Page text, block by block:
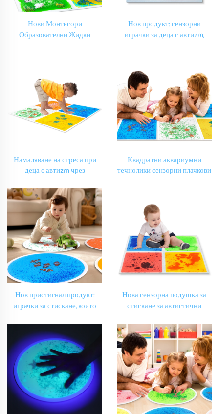
Нови Монтесори
Образователни Жидки
Автиzm Премиални
Стискащи Играчки за Деца
Нов продукт: сензорни
играчки за деца с автиzm,
Намаляване на стреса при
деца с автиzm чрез
стискане. Светещи квадратни
аквариумни сензорни
течнолики плачкови плочи.
Квадратни аквариумни
течнолики сензорни плачкови
играчки за деца, играчки за
стискане.
Нов пристигнал продукт:
играчки за стискане, които
особени деца. Нощен светен
аквариумен кръгъл сензорен
течнолик плачкови плочи.
Нова сензорна подушка за
стискане за автистични
Прекупяване на тревога.
Нощен светен квадратен
сензорен течнолик плачкови
плочи.